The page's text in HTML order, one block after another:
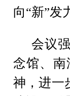
向“新”发
会议
念馆、
神，进一